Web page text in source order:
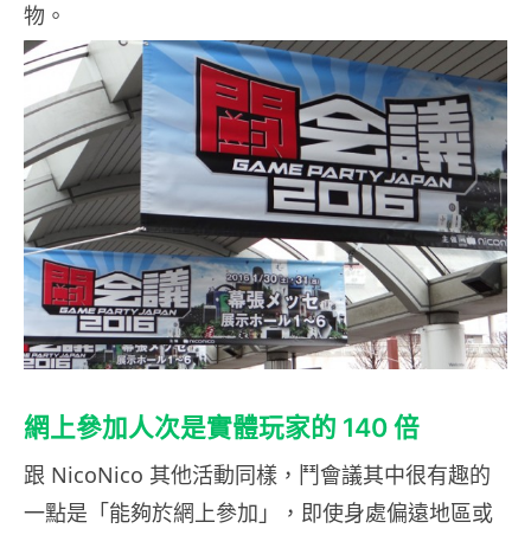
物。
網上參加人次是實體玩家的 140 倍
跟 NicoNico 其他活動同樣，鬥會議其中很有趣的
一點是「能夠於網上參加」，即使身處偏遠地區或